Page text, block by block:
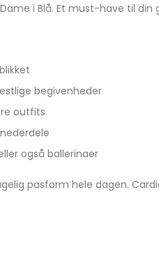
Dame i Blå. Et must-have til
begivenheder
outfits
også ballerinaer
pasform hele dagen.